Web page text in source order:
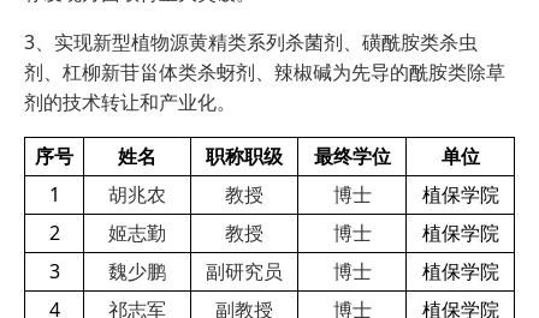
3、实现新型植物源黄精类系列杀菌剂、磺酰胺类杀虫
剂、杠柳新苷甾体类杀蚜剂、辣椒碱为先导的酰胺类除草
剂的技术转让和产业化。
序号 姓名 职称职级 最终学位
单位
1
胡兆农 教授 博士
植保学院
2
姬志勤 教授 博士
植保学院
3
魏少鹏 副研究员 博士
植保学院
4
祁志军 副教授 博士 植保学院